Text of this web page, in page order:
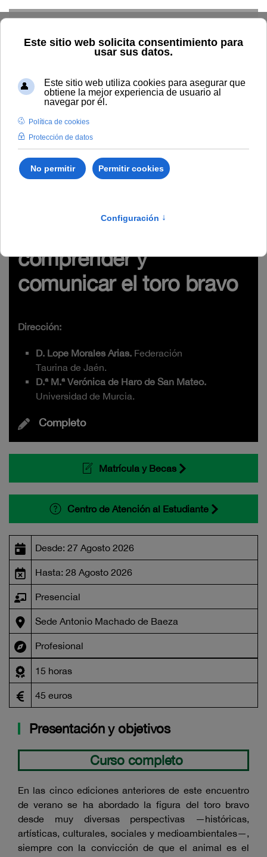
Inicio Estudiar Oferta académica
Modalidad
Presencial
Del campo a la plaza. Claves para conocer,
Cursos de verano/ Artes y Humanidades
Del campo a la plaza.
comprender y
comunicar el toro bravo
Dirección:
D. Lope Morales Arias. Federación
Taurina de Jaén.
D.ª M.ª Verónica de Haro de San Mateo.
Universidad de Murcia.
Completo
Matrícula y Becas
Centro de Atención al Estudiante
Desde: 27 Agosto 2026
Hasta: 28 Agosto 2026
Presencial
Sede Antonio Machado de Baeza
Profesional
15 horas
45 euros
Presentación y objetivos
Curso completo
En las cinco ediciones anteriores de este encuentro
de verano se ha abordado la figura del toro bravo
desde muy diversas perspectivas —históricas,
artísticas, culturales, sociales y medioambientales—,
siempre con la convicción de que el animal es el